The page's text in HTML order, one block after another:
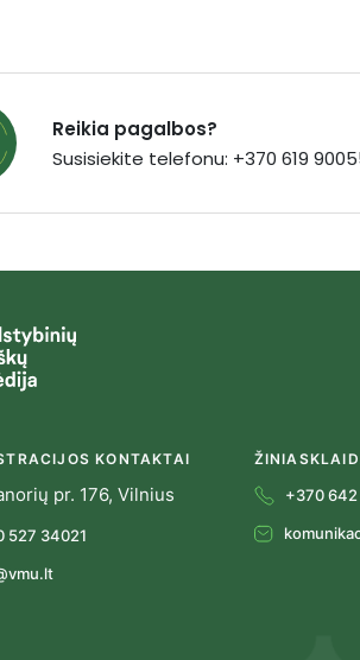
Reikia pagalbos?
Susisiekite telefonu: +370 619
KONTAKTAI
pr. 176, Vilnius
527 34021
+370